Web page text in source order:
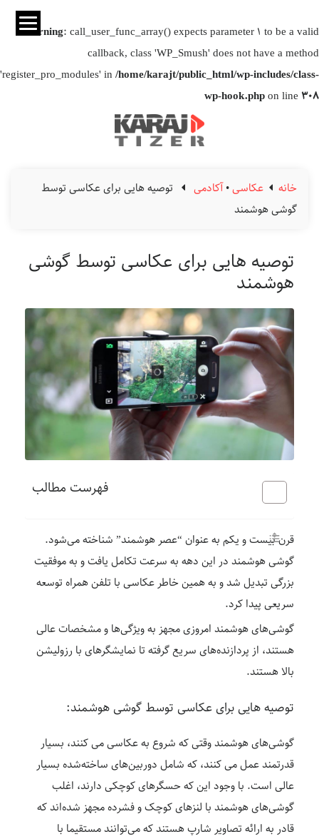
Warning: call_user_func_array() expects parameter 1 to be a valid
callback, class 'WP_Smush' does not have a method
'register_pro_modules' in/home/karajt/public_html/wp-includes/class-
wp-hook.phpon line 308
خانه عکاسی•آکادمی
توصیه‌ هایی برای عکاسی توسط
گوشی هوشمند
توصیه‌ هایی برای عکاسی توسط گوشی
هوشمند
فهرست مطالب
قرن بیست و یکم به عنوان “عصر هوشمند” شناخته می‌شود.
گوشی هوشمند در این دهه به سرعت تکامل یافت و به موفقیت
بزرگی تبدیل شد و به همین خاطر عکاسی با تلفن همراه توسعه
سریعی پیدا کرد.
گوشی‌های هوشمند امروزی مجهز به ویژگی‌ها و مشخصات عالی
هستند، از پردازنده‌های سریع گرفته تا نمایشگرهای با رزولیشن
بالا هستند.
توصیه‌ هایی برای عکاسی توسط گوشی هوشمند:
گوشی‌های هوشمند وقتی که شروع به عکاسی می کنند، بسیار
قدرتمند عمل می کنند، که شامل دوربین‌های ساخته‌شده بسیار
عالی است. با وجود این که حسگرهای کوچکی دارند، اغلب
گوشی‌های هوشمند با لنزهای کوچک و فشرده مجهز شده‌اند که
قادر به ارائه تصاویر شارپ هستند که می‌توانند مستقیما با